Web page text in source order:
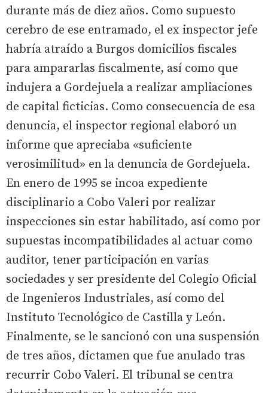
durante más de diez años. Como supuesto
cerebro de ese entramado, el ex inspector jefe
habría atraído a Burgos domicilios fiscales
para ampararlas fiscalmente, así como que
indujera a Gordejuela a realizar ampliaciones
de capital ficticias. Como consecuencia de esa
denuncia, el inspector regional elaboró un
informe que apreciaba «suficiente
verosimilitud» en la denuncia de Gordejuela.
En enero de 1995 se incoa expediente
disciplinario a Cobo Valeri por realizar
inspecciones sin estar habilitado, así como por
supuestas incompatibilidades al actuar como
auditor, tener participación en varias
sociedades y ser presidente del Colegio Oficial
de Ingenieros Industriales, así como del
Instituto Tecnológico de Castilla y León.
Finalmente, se le sancionó con una suspensión
de tres años, dictamen que fue anulado tras
recurrir Cobo Valeri. El tribunal se centra